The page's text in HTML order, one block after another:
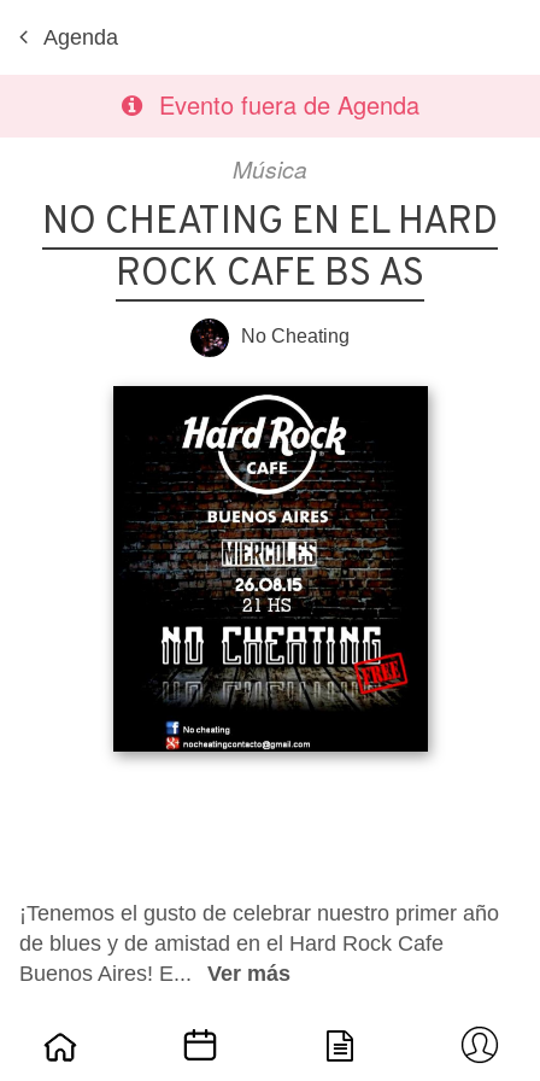
Agenda
Evento fuera de Agenda
Música
NO CHEATING EN EL HARD
ROCK CAFE BS AS
No Cheating
¡Tenemos el gusto de celebrar nuestro primer año
de blues y de amistad en el Hard Rock Cafe
Buenos Aires! E...
Ver más